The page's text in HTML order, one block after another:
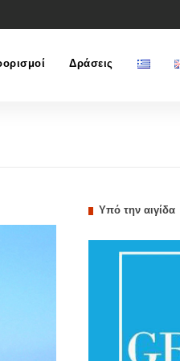
Δράσεις
Υπό την αιγίδα